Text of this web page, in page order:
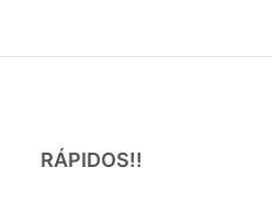
RÁPIDOS!!